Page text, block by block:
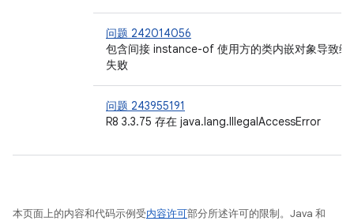
问题 242014056
包含间接 instance-of 使用方的类内嵌对象导致编
失败
问题 243955191
R8 3.3.75 存在 java.lang.IllegalAccessError
本页面上的内容和代码示例受内容许可部分所述许可的限制。Java 和